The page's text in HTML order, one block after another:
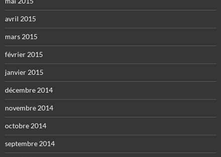
avril 2015
mars 2015
février 2015
janvier 2015
décembre 2014
novembre 2014
octobre 2014
septembre 2014